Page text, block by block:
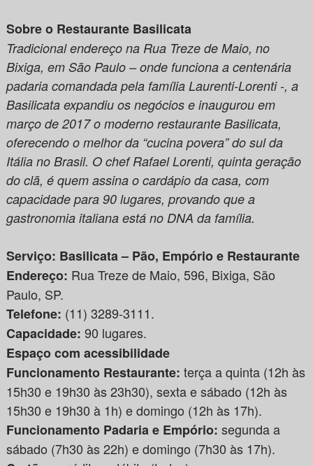
Sobre o Restaurante Basilicata
Tradicional endereço na Rua Treze de Maio, no
Bixiga, em São Paulo – onde funciona a centenária
padaria comandada pela família Laurenti-Lorenti -, a
Basilicata expandiu os negócios e inaugurou em
março de 2017 o moderno restaurante Basilicata,
oferecendo o melhor da “cucina povera” do sul da
Itália no Brasil. O chef Rafael Lorenti, quinta geração
do clã, é quem assina o cardápio da casa, com
capacidade para 90 lugares, provando que a
gastronomia italiana está no DNA da família.
Serviço: Basilicata – Pão, Empório e Restaurante
Endereço: Rua Treze de Maio, 596, Bixiga, São
Paulo, SP.
Telefone: (11) 3289-3111.
Capacidade: 90 lugares.
Espaço com acessibilidade
Funcionamento Restaurante: terça a quinta (12h às
15h30 e 19h30 às 23h30), sexta e sábado (12h às
15h30 e 19h30 à 1h) e domingo (12h às 17h).
Funcionamento Padaria e Empório: segunda a
sábado (7h30 às 22h) e domingo (7h30 às 17h).